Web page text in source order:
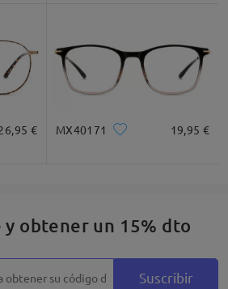
€ MX40171 19,95 €
y obtener un 15% dto
Suscribir